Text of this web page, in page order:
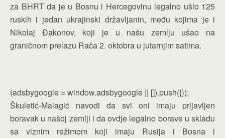
za BHRT da je u Bosnu i Hercegovinu legalno ušlo 125
ruskih i jedan ukrajinski državljanin, među kojima je i
Nikolaj Đakonov, koji je u našu zemlju ušao na
graničnom prelazu Rača 2. oktobra u jutarnjim satima.
(adsbygoogle = window.adsbygoogle || []).push({});
Škuletić-Malagić navodi da svi oni imaju prijavljen
boravak u našoj zemlji i da ovdje legalno borave u skladu
sa viznim režimom koji imaju Rusija i Bosna i